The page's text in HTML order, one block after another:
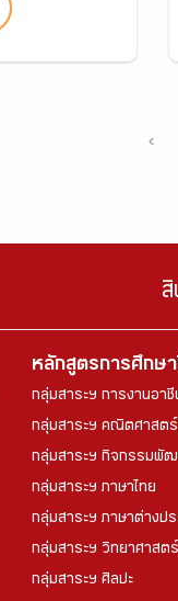
‹
สิ
หลักสูตรการศึกษ
กลุ่มสาระฯ การงานอาชี
กลุ่มสาระฯ คณิตศาสตร์
กลุ่มสาระฯ กิจกรรมพัฒ
กลุ่มสาระฯ ภาษาไทย
กลุ่มสาระฯ ภาษาต่างปร
กลุ่มสาระฯ วิทยาศาสตร์
กลุ่มสาระฯ ศิลปะ